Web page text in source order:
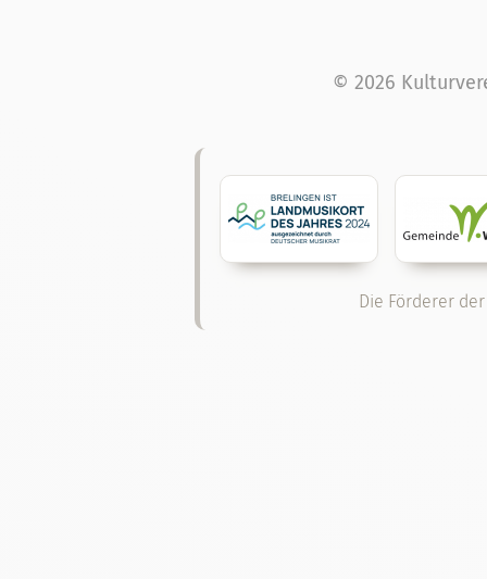
© 2026
Die Förderer